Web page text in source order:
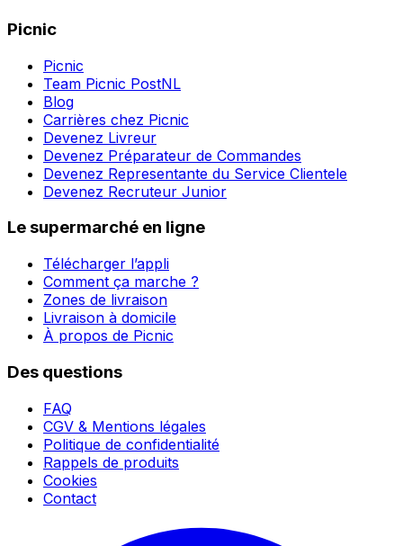
Picnic
Picnic
Team Picnic PostNL
Blog
Carrières chez Picnic
Devenez Livreur
Devenez Préparateur de Commandes
Devenez Representante du Service Clientele
Devenez Recruteur Junior
Le supermarché en ligne
Télécharger l’appli
Comment ça marche ?
Zones de livraison
Livraison à domicile
À propos de Picnic
Des questions
FAQ
CGV & Mentions légales
Politique de confidentialité
Rappels de produits
Cookies
Contact